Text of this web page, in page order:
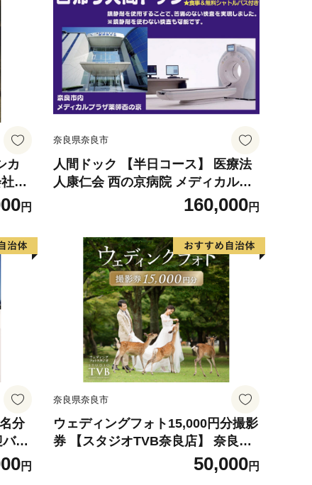
カ
工
円
奈良県奈良市
人間ドック 【半日コース】 医療法
人康仁会 西の京病院 メディカルプ
ラザ 薬師西の京 食事 付き 安心 検
査 検診 無料シャトルバス 奈良県 奈
良市 奈良 なら 160-002
160,000円
分
ス
院
病
円
奈良県奈良市
ウェディングフォト15,000円分撮影
券 【スタジオTVB奈良店】 奈良県
50,000円